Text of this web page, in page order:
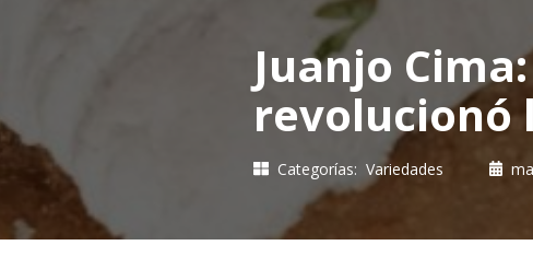
Juanjo
revolucionó
Categorías: Variedades